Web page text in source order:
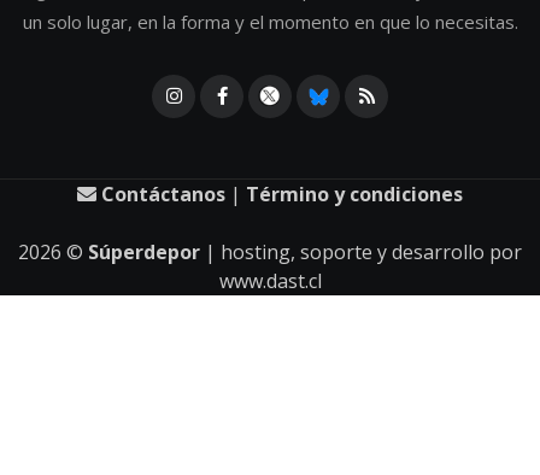
un solo lugar, en la forma y el momento en que lo necesitas.
Contáctanos | Término y condiciones
2026 © Súperdepor | hosting, soporte y desarrollo por
www.dast.cl